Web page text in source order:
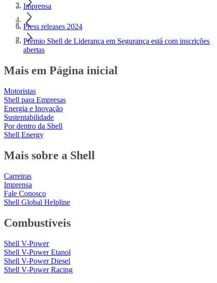
Imprensa
Press releases 2024
Prêmio Shell de Liderança em Segurança está com inscrições
abertas
Mais em Página inicial
Motoristas
Shell para Empresas
Energia e Inovação
Sustentabilidade
Por dentro da Shell
Shell Energy
Mais sobre a Shell
Carreiras
Imprensa
Fale Conosco
Shell Global Helpline
Combustíveis
Shell V-Power
Shell V-Power Etanol
Shell V-Power Diesel
Shell V-Power Racing